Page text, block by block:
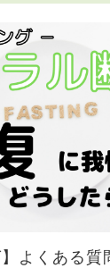
】よくある